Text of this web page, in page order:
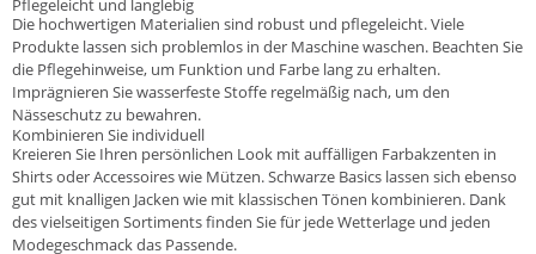
Pflegeleicht und langlebig
Die hochwertigen Materialien sind robust und pflegeleicht. Viele
Produkte lassen sich problemlos in der Maschine waschen. Beachten Sie
die Pflegehinweise, um Funktion und Farbe lang zu erhalten.
Imprägnieren Sie wasserfeste Stoffe regelmäßig nach, um den
Nässeschutz zu bewahren.
Kombinieren Sie individuell
Kreieren Sie Ihren persönlichen Look mit auffälligen Farbakzenten in
Shirts oder Accessoires wie Mützen. Schwarze Basics lassen sich ebenso
gut mit knalligen Jacken wie mit klassischen Tönen kombinieren. Dank
des vielseitigen Sortiments finden Sie für jede Wetterlage und jeden
Modegeschmack das Passende.